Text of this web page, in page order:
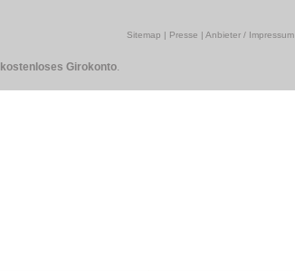
kostenloses Girokonto.
Sitemap | Presse | Anbieter / Impressum